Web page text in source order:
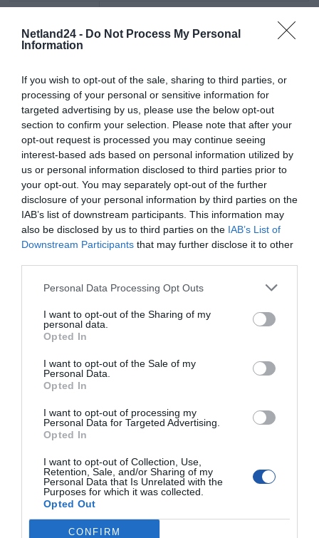
Netland24 - Do Not Process My Personal
Information
If you wish to opt-out of the sale, sharing to third parties, or
processing of your personal or sensitive information for
targeted advertising by us, please use the below opt-out
section to confirm your selection. Please note that after your
opt-out request is processed you may continue seeing
interest-based ads based on personal information utilized by
us or personal information disclosed to third parties prior to
your opt-out. You may separately opt-out of the further
disclosure of your personal information by third parties on the
IAB’s list of downstream participants. This information may
also be disclosed by us to third parties on the IAB’s List of
Downstream Participants that may further disclose it to other
Personal Data Processing Opt Outs
I want to opt-out of the Sharing of my
personal data.
Opted In
I want to opt-out of the Sale of my
Personal Data.
Opted In
I want to opt-out of processing my
Personal Data for Targeted Advertising.
Opted In
I want to opt-out of Collection, Use,
Retention, Sale, and/or Sharing of my
Personal Data that Is Unrelated with the
Purposes for which it was collected.
Opted Out
CONFIRM
Tworzywo
produktu:
Głębokość: 0.14 cm
Wysokość: 18.05 cm
Zgodność
ekranu
wyświetlacza:
13"
Kolor: Czarny
Filtr Wyświetlacza
Ochrona
2-way
Odporne na
zadrapania:
Różne
Cechy:
Obsługa i
wsparcie:
Gwarancja ograniczona - 2 lata
Deklarowana waga jest wagą minimalną i może różnić się w zależności od
konfiguracji oraz zmian występujących w procesie produkcyjnym.
INFORMACJE HANDLOWE